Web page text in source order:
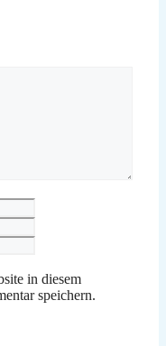
Mail-
Adresse
in diesem
speichern.